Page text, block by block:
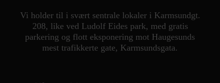
Vi holder til i svært sentrale lokaler i Karmsundgt.
208, like ved Ludolf Eides park, med gratis
parkering og flott eksponering mot Haugesunds
mest trafikkerte gate, Karmsundsgata.